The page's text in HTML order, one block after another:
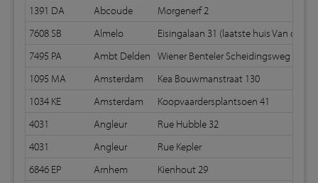
1391 DA
Abcoude
Morgenerf 2
7608 SB
Almelo
Eisingalaan 31 (laatste huis Van der
7495 PA
Ambt Delden Wiener Benteler Scheidingsweg 7
1095 MA
Amsterdam
Kea Bouwmanstraat 130
1034 KE
Amsterdam
Koopvaardersplantsoen 41
4031
Angleur
Rue Hubble 32
4031
Angleur
Rue Kepler
6846 EP
Arnhem
Kienhout 29